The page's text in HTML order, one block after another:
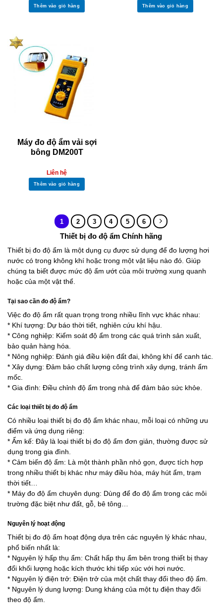
Thiết bị đo độ ẩm Chính hãng
Thiết bị đo độ ẩm là một dụng cụ được sử dụng để đo lượng hơi
nước có trong không khí hoặc trong một vật liệu nào đó. Giúp
chúng ta biết được mức độ ẩm ướt của môi trường xung quanh
hoặc của một vật thể.
Tại sao cần đo độ ẩm?
Việc đo độ ẩm rất quan trọng trong nhiều lĩnh vực khác nhau:
* Khí tượng: Dự báo thời tiết, nghiên cứu khí hậu.
* Công nghiệp: Kiểm soát độ ẩm trong các quá trình sản xuất,
bảo quản hàng hóa.
* Nông nghiệp: Đánh giá điều kiện đất đai, không khí để canh tác.
* Xây dựng: Đảm bảo chất lượng công trình xây dựng, tránh ẩm
mốc.
* Gia đình: Điều chỉnh độ ẩm trong nhà để đảm bảo sức khỏe.
Các loại thiết bị đo độ ẩm
Có nhiều loại thiết bị đo độ ẩm khác nhau, mỗi loại có những ưu
điểm và ứng dụng riêng:
* Ẩm kế: Đây là loại thiết bị đo độ ẩm đơn giản, thường được sử
dụng trong gia đình.
* Cảm biến độ ẩm: Là một thành phần nhỏ gọn, được tích hợp
trong nhiều thiết bị khác như máy điều hòa, máy hút ẩm, trạm
thời tiết…
* Máy đo độ ẩm chuyên dụng: Dùng để đo độ ẩm trong các môi
trường đặc biệt như đất, gỗ, bê tông…
Nguyên lý hoạt động
Thiết bị đo độ ẩm hoạt động dựa trên các nguyên lý khác nhau,
phổ biến nhất là:
* Nguyên lý hấp thụ ẩm: Chất hấp thụ ẩm bên trong thiết bị thay
đổi khối lượng hoặc kích thước khi tiếp xúc với hơi nước.
* Nguyên lý điện trở: Điện trở của một chất thay đổi theo độ ẩm.
* Nguyên lý dung lượng: Dung kháng của một tụ điện thay đổi
theo độ ẩm.
Thêm vào giỏ hàng Thêm vào giỏ hàng
Máy đo độ ẩm vải sợi
bông DM200T
Liên hệ
Thêm vào giỏ hàng
1 2 3 4 5 6